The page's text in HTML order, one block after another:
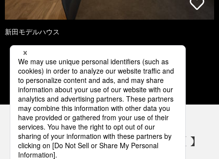
新田モデルハウス
1 2 3 4 5
パナソニックの電気設備 SNSアカウント